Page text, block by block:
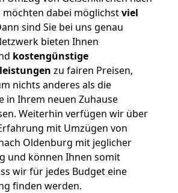
dabei möglichstviel
sind Sie bei uns genau
bieten Ihnen
kostengünstige
zu fairen Preisen,
nichts anderes als die
in Ihrem neuen Zuhause
Weiterhin verfügen wir über
mit Umzügen von
Oldenburg mit jeglicher
und können Ihnen somit
wir für jedes Budget eine
finden werden.